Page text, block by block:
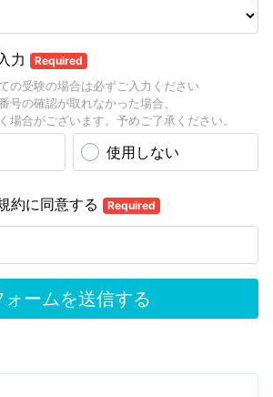
力 Required
の受験の場合は必ずご入力ください
号の確認が取れなかった場合、
場合がございます。予めご了承ください。
使用しない
約に同意する Required
ォームを送信する